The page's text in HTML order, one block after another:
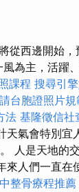
西邊開始，
為主，活躍
課程 搜尋引
台胞證照片規
法 基隆徵信社
天氣會特別宜
人是天地的
人們一直在
整骨療程推薦